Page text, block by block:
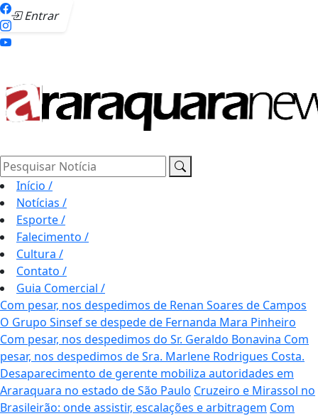
Entrar
Pesquisar Notícia
Início /
Notícias /
Esporte/
Falecimento /
Cultura /
Contato /
Guia Comercial /
Com pesar, nos despedimos de Renan Soares de Campos
O Grupo Sinsef se despede de Fernanda Mara Pinheiro
Com pesar, nos despedimos do Sr. Geraldo Bonavina Com
pesar, nos despedimos de Sra. Marlene Rodrigues Costa.
Desaparecimento de gerente mobiliza autoridades em
Araraquara no estado de São Paulo Cruzeiro e Mirassol no
Brasileirão: onde assistir, escalações e arbitragem Com